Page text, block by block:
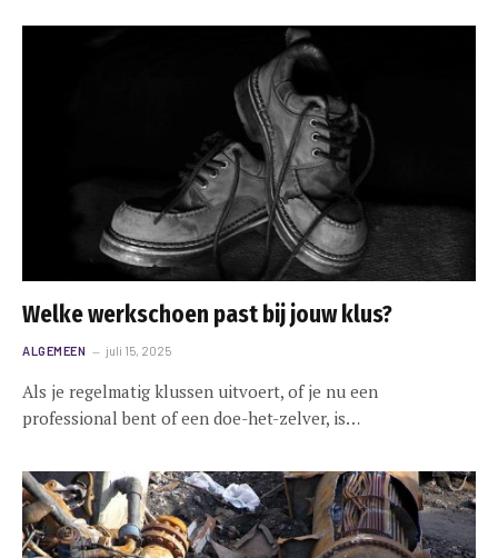
Welke werkschoen past bij jouw klus?
ALGEMEEN juli 15, 2025
Als je regelmatig klussen uitvoert, of je nu een
professional bent of een doe-het-zelver, is…